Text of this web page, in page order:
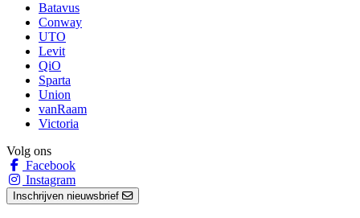
Batavus
Conway
UTO
Levit
QiO
Sparta
Union
vanRaam
Victoria
Volg ons
Facebook
Instagram
Inschrijven nieuwsbrief